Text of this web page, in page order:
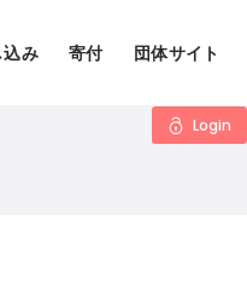
込み 寄付 団体サイト
Login